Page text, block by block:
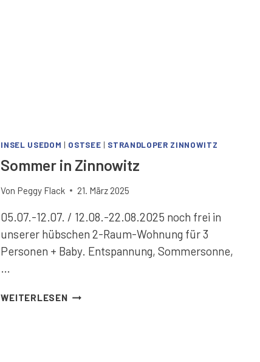
INSEL USEDOM | OSTSEE | STRANDLOPER ZINNOWITZ
Sommer in Zinnowitz
Von Peggy Flack 21. März 2025
05.07.-12.07. / 12.08.-22.08.2025 noch frei in
unserer hübschen 2-Raum-Wohnung für 3
Personen + Baby. Entspannung, Sommersonne,
…
WEITERLESENSOMMER